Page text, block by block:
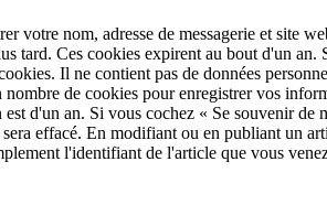
votre nom, adresse de messagerie et site
tard. Ces cookies expirent au bout d'un
Il ne contient pas de données
de cookies pour enregistrer vos
d'un an. Si vous cochez « Se souvenir
effacé. En modifiant ou en publiant un
l'identifiant de l'article que vous